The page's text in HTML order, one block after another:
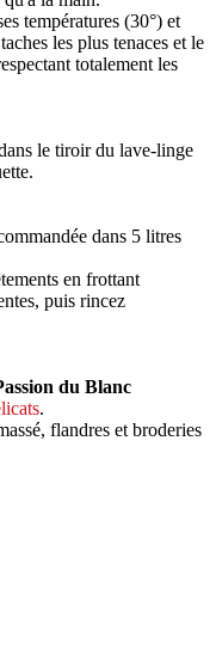
températures (30°) et
les plus tenaces et le
totalement les
le tiroir du lave-linge
dans 5 litres
en frottant
puis rincez
du Blanc
.
flandres et broderies